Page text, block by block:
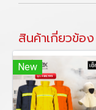
สินค้าเกี่ยวข้อง
New